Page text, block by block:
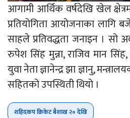
आगामी आर्थिक वर्षदेखि खेल
प्रतियोगिता आयोजनाका लागि
साहले प्रतिवद्धता जनाइन । सो
रुपेश सिंह मुन्ना, राजिव मान
युवा नेता ज्ञानेन्द्र झा ज्ञानु,
सहितको उपस्थिती थियो ।
शहिदकप क्रिकेट बैशाख २० देखि